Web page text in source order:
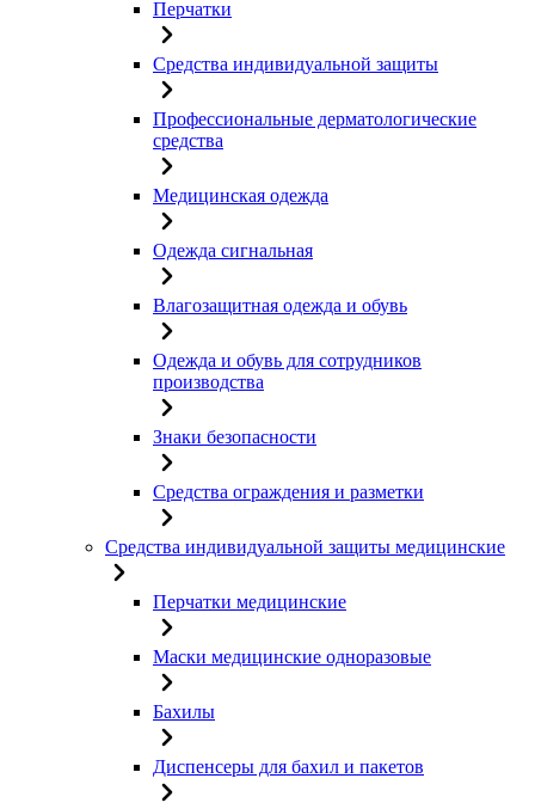
Перчатки
Средства индивидуальной защиты
Профессиональные дерматологические
средства
Медицинская одежда
Одежда сигнальная
Влагозащитная одежда и обувь
Одежда и обувь для сотрудников
производства
Знаки безопасности
Средства ограждения и разметки
Средства индивидуальной защиты медицинские
Перчатки медицинские
Маски медицинские одноразовые
Бахилы
Диспенсеры для бахил и пакетов